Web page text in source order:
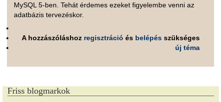
MySQL 5-ben. Tehát érdemes ezeket figyelembe venni az
adatbázis tervezéskor.
A hozzászóláshoz regisztráció és belépés szükséges
új téma
Friss blogmarkok